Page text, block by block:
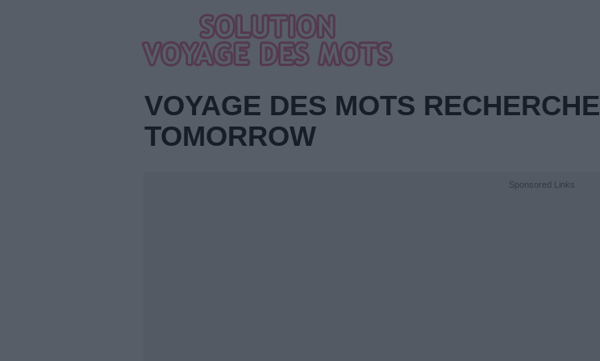
VOYAGE DES MOTS
TOMORROW
Sponsored Links